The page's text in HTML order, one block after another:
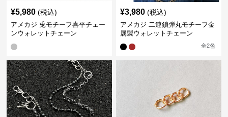
¥5,980 (税込)
アメカジ 兎モチーフ喜平チェー
ンウォレットチェーン
¥3,980 (税込)
アメカジ 二連鎖弾丸モチーフ金
属製ウォレットチェーン
全2色